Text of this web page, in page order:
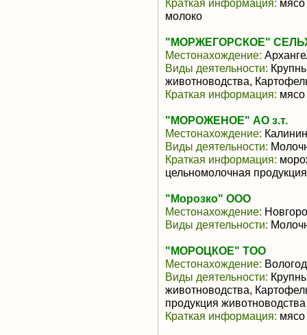
Краткая информация: мясо
молоко
"МОРЖЕГОРСКОЕ"
Местонахождение:
Виды деятельности:
животноводства,
Краткая информация: мясо
"МОРОЖЕНОЕ" АО з.т.
Местонахождение:
Виды деятельности:
Краткая информация:
цельномолочная продукция
"Морозко" ООО
Местонахождение:
Виды деятельности:
"МОРОЦКОЕ" ТОО
Местонахождение:
Виды деятельности:
животноводства,
продукция животноводства
Краткая информация: мясо